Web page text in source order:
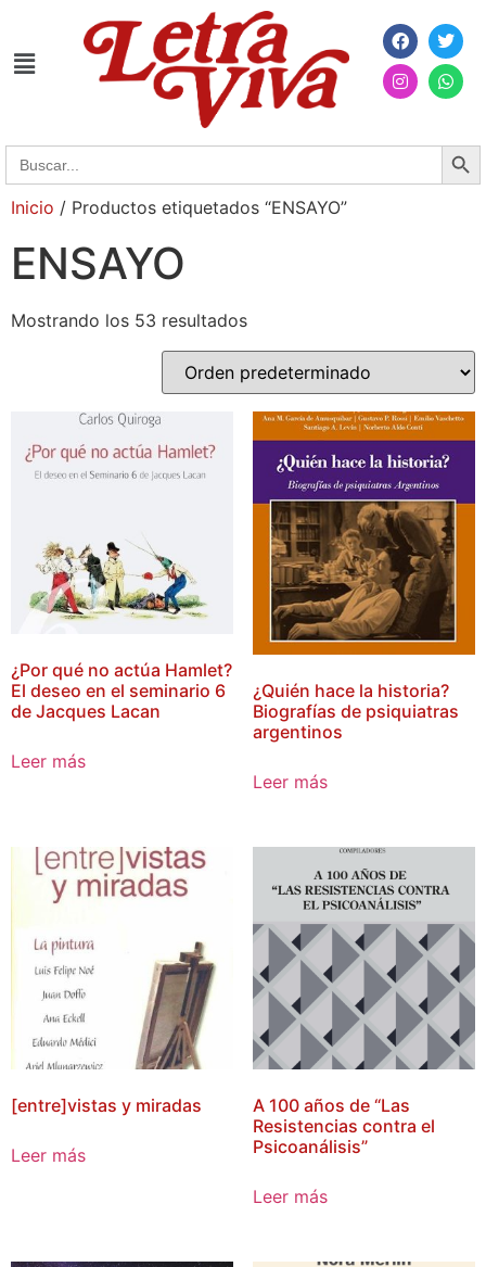
Search
for:
Inicio / Productos etiquetados “ENSAYO”
ENSAYO
Mostrando los 53 resultados
¿Por qué no actúa Hamlet?
El deseo en el seminario 6
de Jacques Lacan
Leer más
¿Quién hace la historia?
Biografías de psiquiatras
argentinos
Leer más
[entre]vistas y miradas
Leer más
A 100 años de “Las
Resistencias contra el
Psicoanálisis”
Leer más